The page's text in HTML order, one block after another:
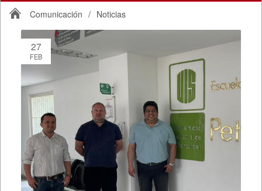
Comunicación / Noticias